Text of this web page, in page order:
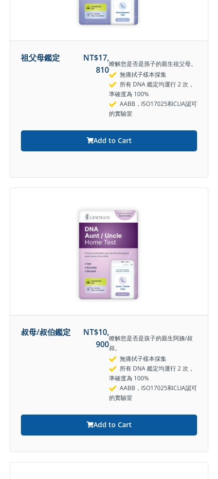
祖父母鑑定 NT$17,
810
瞭解您是否是孫子的親生祖父母。
無痛拭子樣本採集
所有 DNA 鑑定均運行 2 次，
準確度為 100%
AABB，ISO17025和CLIA認可
的實驗室
Add to Cart
叔母/叔伯鑑定 NT$10,
900
瞭解您是否是孩子的親生阿姨/叔
叔。
無痛拭子樣本採集
所有 DNA 鑑定均運行 2 次，
準確度為 100%
AABB，ISO17025和CLIA認可
的實驗室
Add to Cart